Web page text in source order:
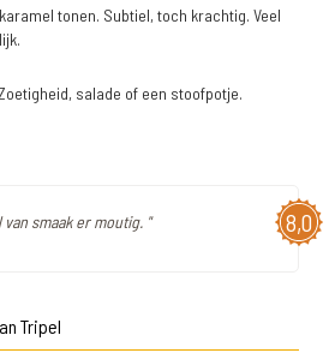
tonen. Subtiel, toch krachtig. Veel
salade of een stoofpotje.
8,0
smaak er moutig. "
Tripel